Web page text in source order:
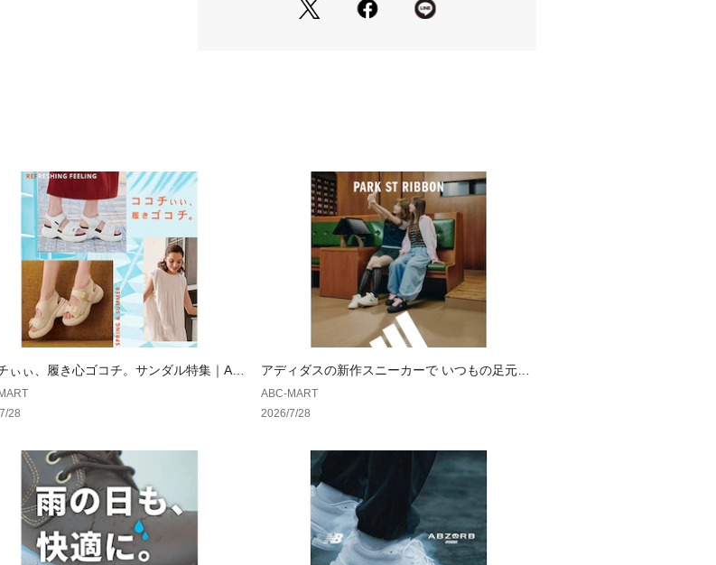
ぃぃ、履き心ゴコチ。サンダル特集｜AB
28
アディダスの新作スニーカーで いつもの足元、
もっと可愛くアップデート
ABC-MART
2026/7/28